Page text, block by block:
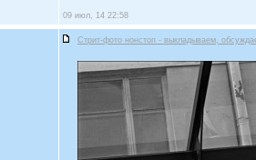
09 июл, 14 22:58
Стрит-фото нонстоп - выкладываем,